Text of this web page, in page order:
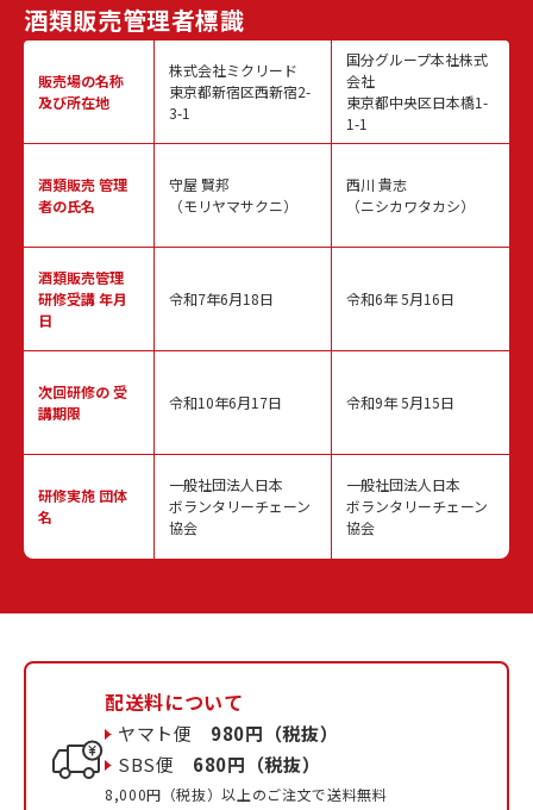
酒類販売管理者標識
販売場の名称
及び所在地
酒類販売管理
者の氏名
酒類販売管理
研修受講 年月
日
次回研修の受
講期限
研修実施 団体
名
株式会社ミクリード
東京都新宿区西新宿2-
3-1
守屋 賢邦
（モリヤマサクニ）
令和7年6月18日
令和10年6月17日
一般社団法人日本
ボランタリーチェーン
協会
国分グループ本社株式
会社
東京都中央区日本橋1-
1-1
西川 貴志
（ニシカワタカシ）
令和6年 5月16日
令和9年 5月15日
一般社団法人日本
ボランタリーチェーン
協会
配送料について
ヤマト便 980円（税抜）
SBS便 680円（税抜）
8,000円（税抜）以上のご注文で送料無料